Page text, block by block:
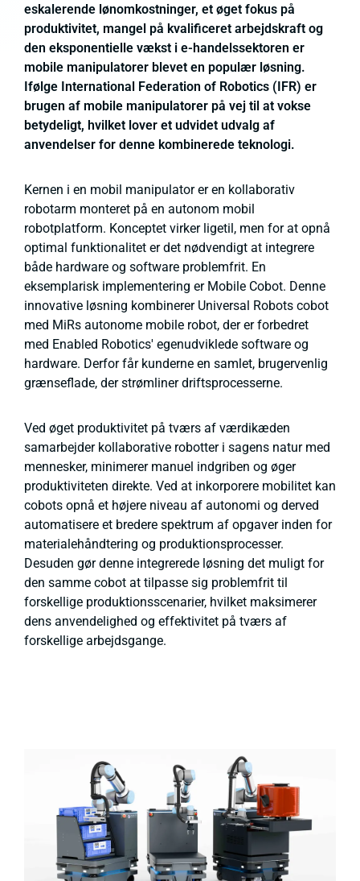
eskalerende lønomkostninger, et øget fokus på
produktivitet, mangel på kvalificeret arbejdskraft og
den eksponentielle vækst i e-handelssektoren er
mobile manipulatorer blevet en populær løsning.
Ifølge International Federation of Robotics (IFR) er
brugen af mobile manipulatorer på vej til at vokse
betydeligt, hvilket lover et udvidet udvalg af
anvendelser for denne kombinerede teknologi.
Kernen i en mobil manipulator er en kollaborativ
robotarm monteret på en autonom mobil
robotplatform. Konceptet virker ligetil, men for at opnå
optimal funktionalitet er det nødvendigt at integrere
både hardware og software problemfrit. En
eksemplarisk implementering er Mobile Cobot. Denne
innovative løsning kombinerer Universal Robots cobot
med MiRs autonome mobile robot, der er forbedret
med Enabled Robotics' egenudviklede software og
hardware. Derfor får kunderne en samlet, brugervenlig
grænseflade, der strømliner driftsprocesserne.
Ved øget produktivitet på tværs af værdikæden
samarbejder kollaborative robotter i sagens natur med
mennesker, minimerer manuel indgriben og øger
produktiviteten direkte. Ved at inkorporere mobilitet kan
cobots opnå et højere niveau af autonomi og derved
automatisere et bredere spektrum af opgaver inden for
materialehåndtering og produktionsprocesser.
Desuden gør denne integrerede løsning det muligt for
den samme cobot at tilpasse sig problemfrit til
forskellige produktionsscenarier, hvilket maksimerer
dens anvendelighed og effektivitet på tværs af
forskellige arbejdsgange.